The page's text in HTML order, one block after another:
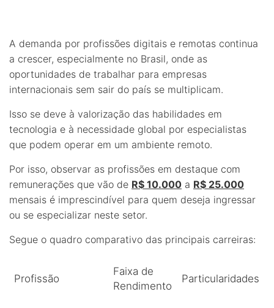
A demanda por profissões digitais e remotas continua
a crescer, especialmente no Brasil, onde as
oportunidades de trabalhar para empresas
internacionais sem sair do país se multiplicam.
Isso se deve à valorização das habilidades em
tecnologia e à necessidade global por especialistas
que podem operar em um ambiente remoto.
Por isso, observar as profissões em destaque com
remunerações que vão de R$ 10.000 a R$ 25.000
mensais é imprescindível para quem deseja ingressar
ou se especializar neste setor.
Segue o quadro comparativo das principais carreiras:
Profissão
Faixa de
Rendimento
Particularidades